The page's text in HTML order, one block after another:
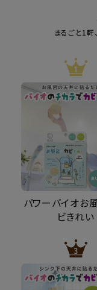
まるごと1軒
パワーバイオお
ビきれい